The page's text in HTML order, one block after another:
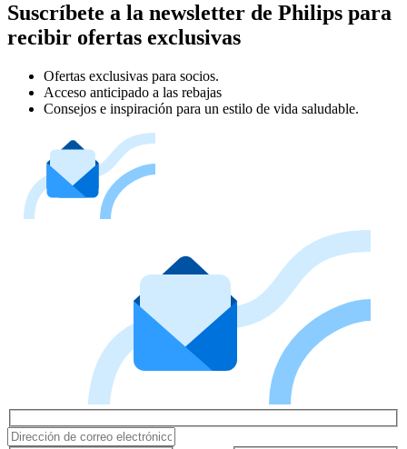
Suscríbete a la newsletter de Philips para
recibir ofertas exclusivas
Ofertas exclusivas para socios.
Acceso anticipado a las rebajas
Consejos e inspiración para un estilo de vida saludable.